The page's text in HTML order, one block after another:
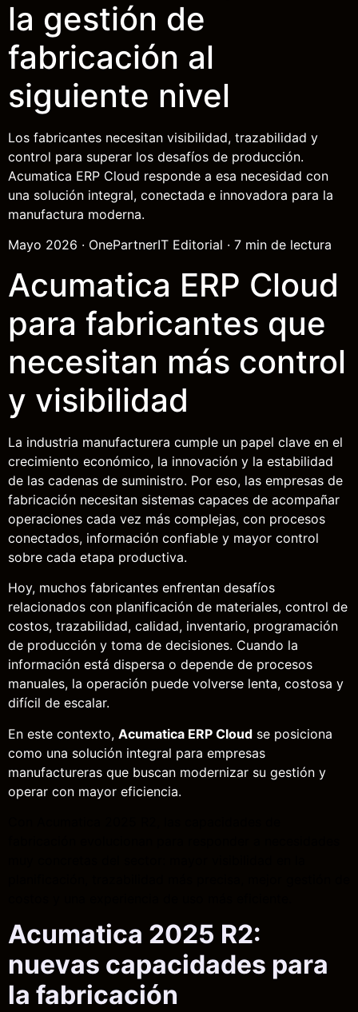
la gestión de
fabricación al
siguiente nivel
Los fabricantes necesitan visibilidad, trazabilidad y
control para superar los desafíos de producción.
Acumatica ERP Cloud responde a esa necesidad con
una solución integral, conectada e innovadora para la
manufactura moderna.
Mayo 2026 · OnePartnerIT Editorial · 7 min de lectura
Acumatica ERP Cloud
para fabricantes que
necesitan más control
y visibilidad
La industria manufacturera cumple un papel clave en el
crecimiento económico, la innovación y la estabilidad
de las cadenas de suministro. Por eso, las empresas de
fabricación necesitan sistemas capaces de acompañar
operaciones cada vez más complejas, con procesos
conectados, información confiable y mayor control
sobre cada etapa productiva.
Hoy, muchos fabricantes enfrentan desafíos
relacionados con planificación de materiales, control de
costos, trazabilidad, calidad, inventario, programación
de producción y toma de decisiones. Cuando la
información está dispersa o depende de procesos
manuales, la operación puede volverse lenta, costosa y
difícil de escalar.
En este contexto, Acumatica ERP Cloud se posiciona
como una solución integral para empresas
manufactureras que buscan modernizar su gestión y
operar con mayor eficiencia.
Acumatica 2025 R2:
nuevas capacidades para
la fabricación